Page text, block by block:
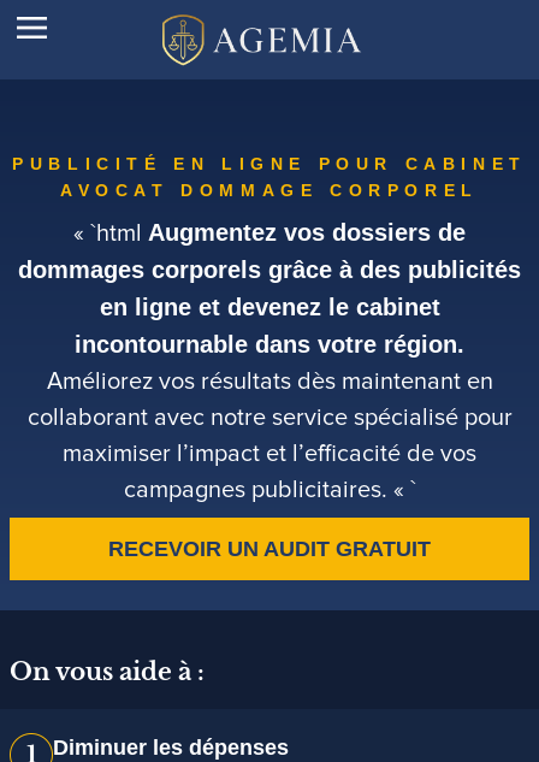
PUBLICITÉ EN LIGNE POUR CABINET
AVOCAT DOMMAGE CORPOREL
« `html Augmentez vos dossiers de
dommages corporels grâce à des publicités
en ligne et devenez le cabinet
incontournable dans votre région.
Améliorez vos résultats dès maintenant en
collaborant avec notre service spécialisé pour
maximiser l’impact et l’efficacité de vos
campagnes publicitaires. « `
RECEVOIR UN AUDIT GRATUIT
On vous aide à :
Diminuer les dépenses